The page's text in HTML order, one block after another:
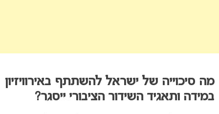
מה סיכוייה של ישראל להשתתף באירוויזיון
במידה ותאגיד השידור הציבורי ייסגר?